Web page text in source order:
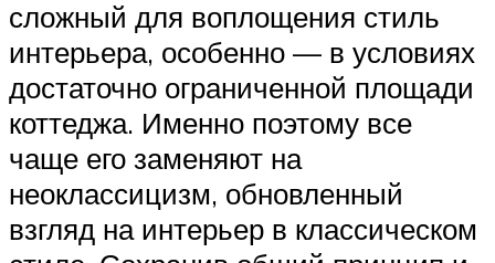
сложный для воплощения стиль
интерьера, особенно — в условиях
достаточно ограниченной площади
коттеджа. Именно поэтому все
чаще его заменяют на
неоклассицизм, обновленный
взгляд на интерьер в классическом